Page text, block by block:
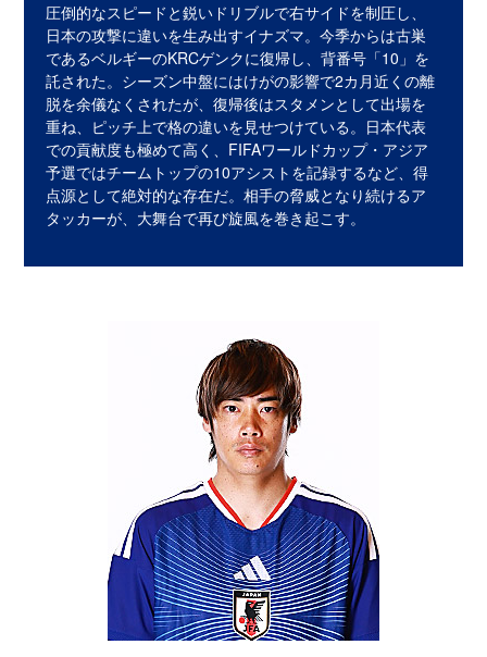
圧倒的なスピードと鋭いドリブルで右サイドを制圧し、
日本の攻撃に違いを生み出すイナズマ。今季からは古巣
であるベルギーのKRCゲンクに復帰し、背番号「10」を
託された。シーズン中盤にはけがの影響で2カ月近くの離
脱を余儀なくされたが、復帰後はスタメンとして出場を
重ね、ピッチ上で格の違いを見せつけている。日本代表
での貢献度も極めて高く、FIFAワールドカップ・アジア
予選ではチームトップの10アシストを記録するなど、得
点源として絶対的な存在だ。相手の脅威となり続けるア
タッカーが、大舞台で再び旋風を巻き起こす。